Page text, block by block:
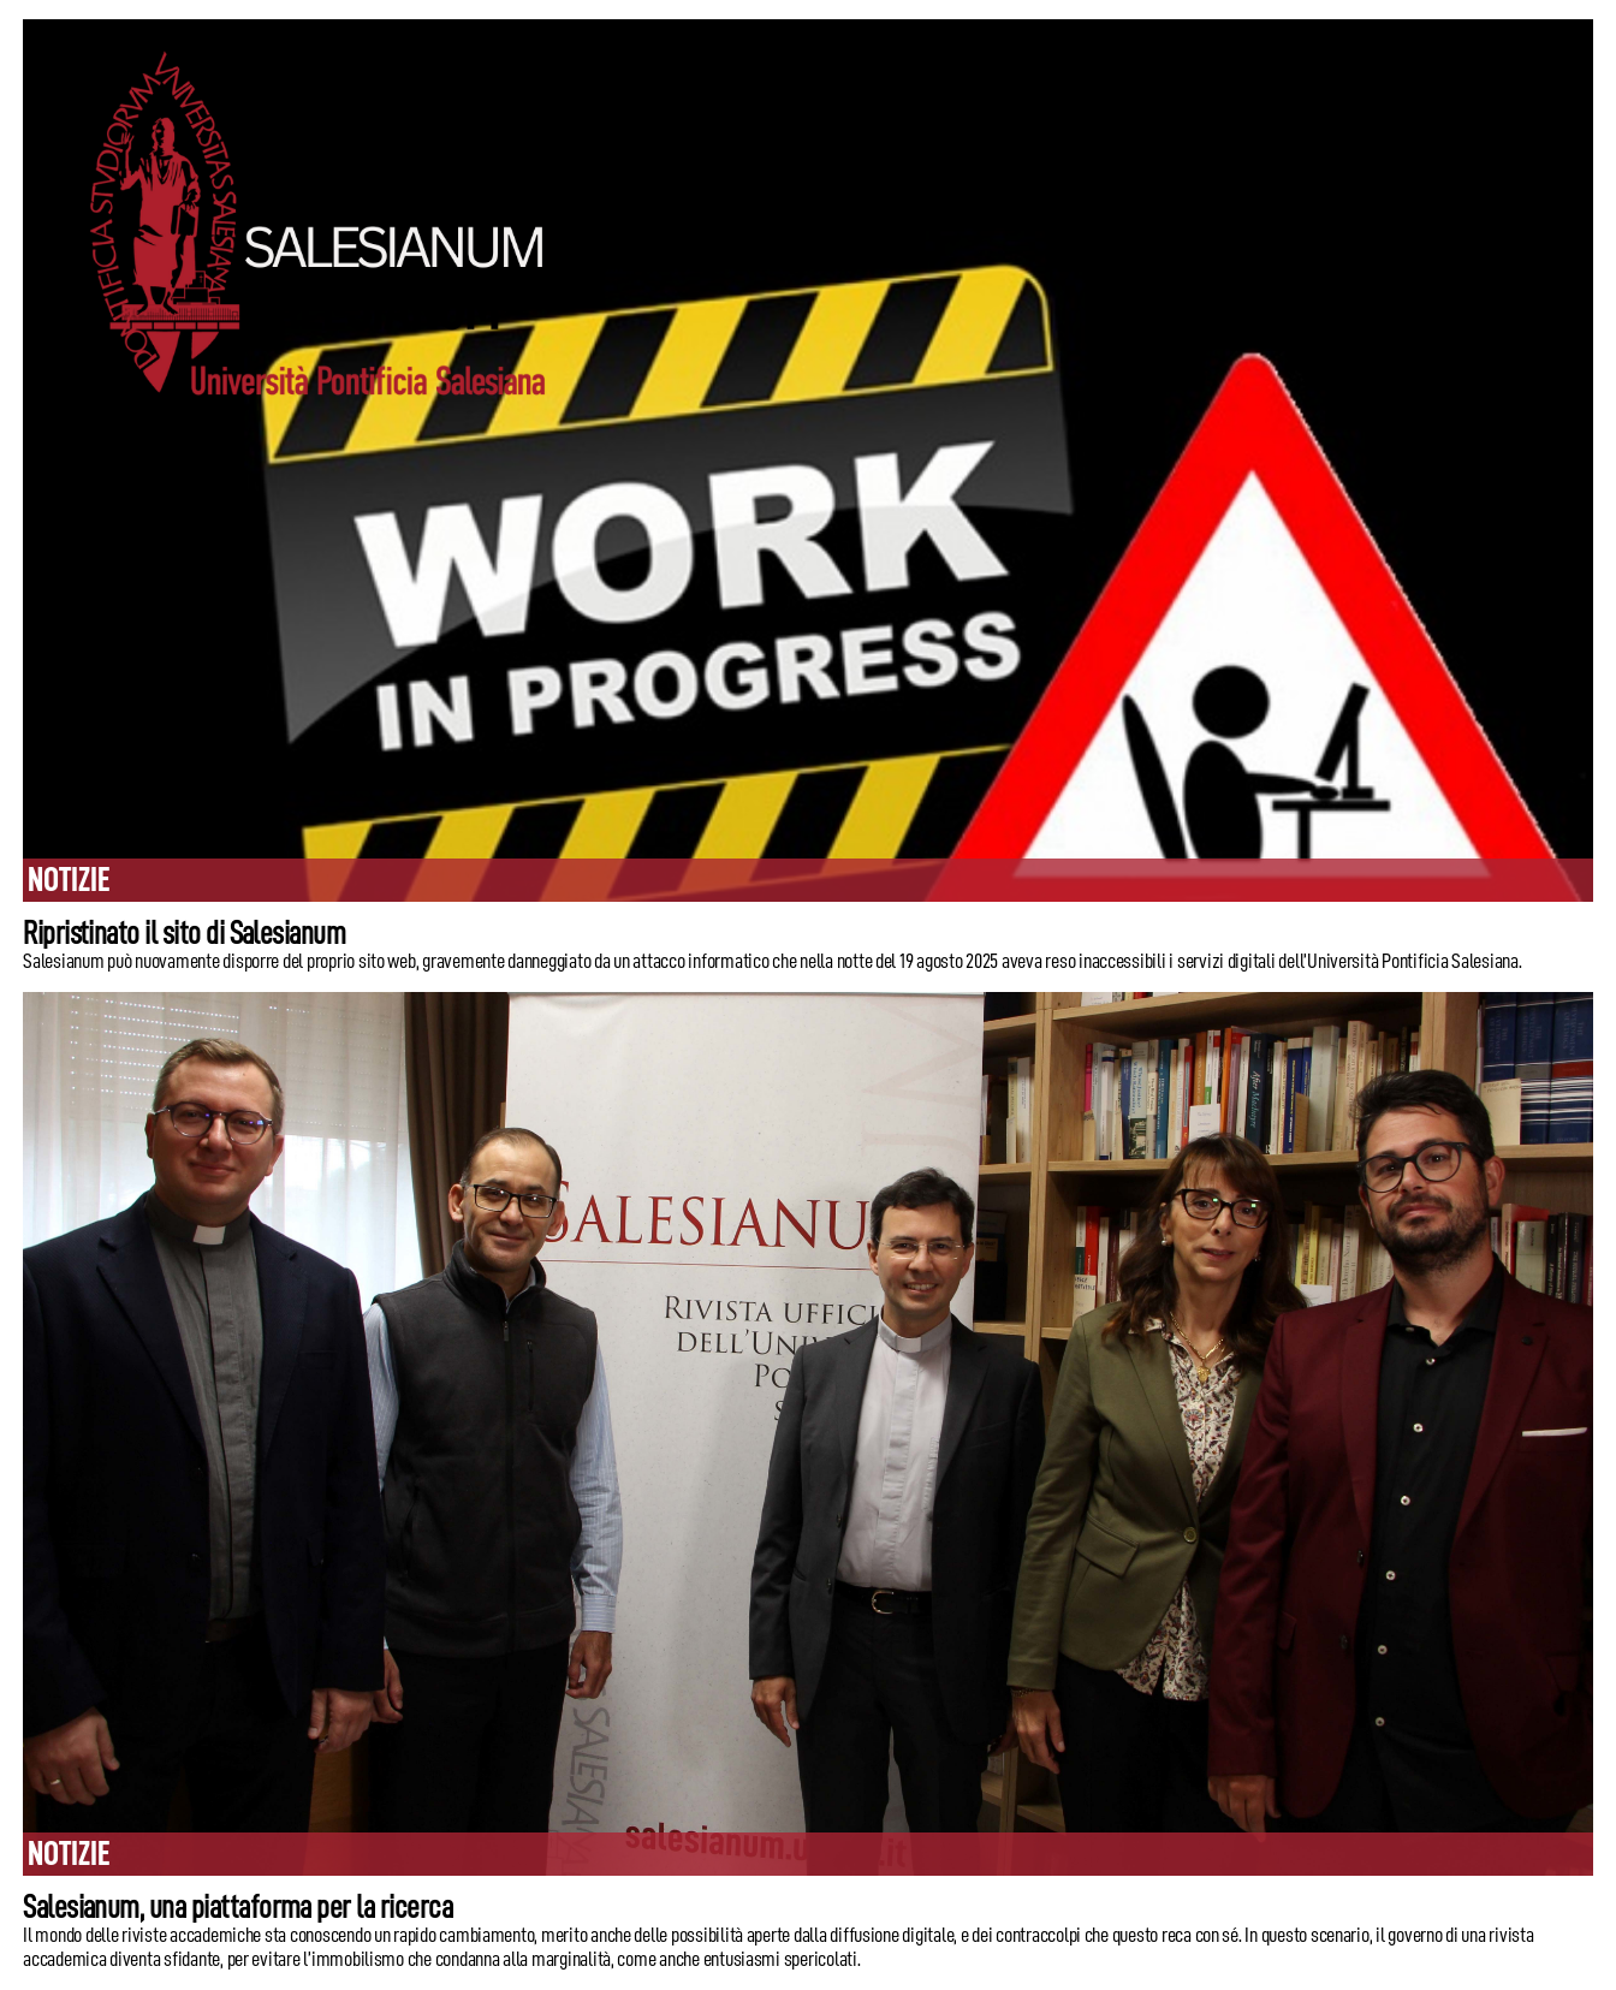
NOTIZIE
Ripristinato il sito di Salesianum
Salesianum può nuovamente disporre del proprio sito web, gravemente danneggiato da un attacco informatico che nella notte del 19 agosto 2025 aveva reso inaccessibili i servizi digitali dell’Università Pontificia Salesiana.
NOTIZIE
Salesianum, una piattaforma per la ricerca
Il mondo delle riviste accademiche sta conoscendo un rapido cambiamento, merito anche delle possibilità aperte dalla diffusione digitale, e dei contraccolpi che questo reca con sé. In questo scenario, il governo di una rivista
accademica diventa sfidante, per evitare l’immobilismo che condanna alla marginalità, come anche entusiasmi spericolati.